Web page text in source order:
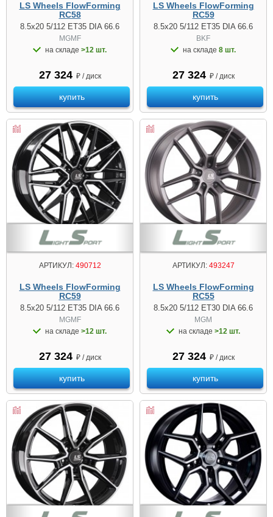
LS Wheels FlowForming
RC58
8.5x20 5/112 ET35 DIA 66.6
MGMF
на складе >12 шт.
27 324 ₽ / диск
купить
LS Wheels FlowForming
RC59
8.5x20 5/112 ET35 DIA 66.6
BKF
на складе 8 шт.
27 324 ₽ / диск
купить
АРТИКУЛ:490712
LS Wheels FlowForming
RC59
8.5x20 5/112 ET35 DIA 66.6
MGMF
на складе >12 шт.
27 324 ₽ / диск
купить
АРТИКУЛ:493247
LS Wheels FlowForming
RC55
8.5x20 5/112 ET30 DIA 66.6
MGM
на складе >12 шт.
27 324 ₽ / диск
купить